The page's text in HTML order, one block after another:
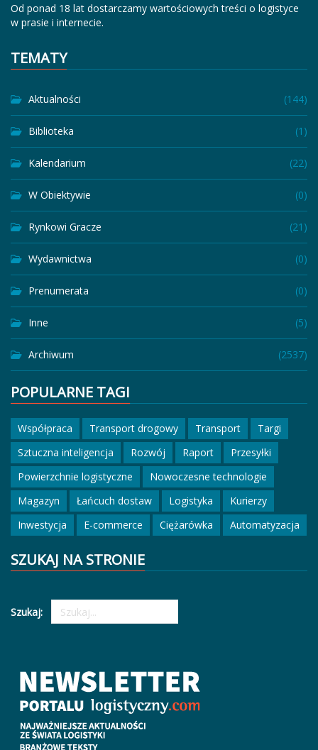
Od ponad 18 lat dostarczamy wartościowych treści o logistyce
w prasie i internecie.
TEMATY
Aktualności (144)
Biblioteka (1)
Kalendarium (22)
W Obiektywie (0)
Rynkowi Gracze (21)
Wydawnictwa (0)
Prenumerata (0)
Inne (5)
Archiwum (2537)
POPULARNE TAGI
Współpraca Transport drogowy Transport
Targi
Sztuczna inteligencja
Rozwój Raport
Przesyłki
Powierzchnie logistyczne
Nowoczesne technologie
Magazyn
Łańcuch dostaw Logistyka
Kurierzy
Inwestycja
E-commerce Ciężarówka Automatyzacja
SZUKAJ NA STRONIE
Szukaj: